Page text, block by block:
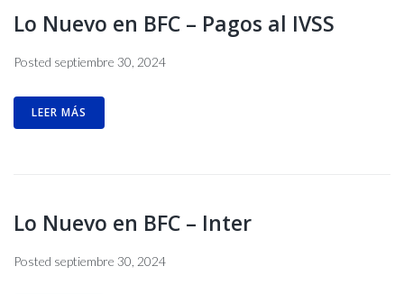
Lo Nuevo en BFC – Pagos al IVSS
Posted septiembre 30, 2024
LEER MÁS
Lo Nuevo en BFC – Inter
Posted septiembre 30, 2024